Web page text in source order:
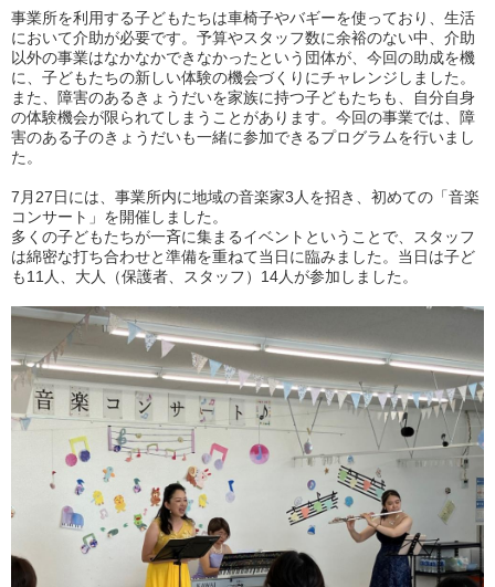
事業所を利用する子どもたちは車椅子やバギーを使っており、生活
において介助が必要です。予算やスタッフ数に余裕のない中、介助
以外の事業はなかなかできなかったという団体が、今回の助成を機
に、子どもたちの新しい体験の機会づくりにチャレンジしました。
また、障害のあるきょうだいを家族に持つ子どもたちも、自分自身
の体験機会が限られてしまうことがあります。今回の事業では、障
害のある子のきょうだいも一緒に参加できるプログラムを行いまし
た。
7月27日には、事業所内に地域の音楽家3人を招き、初めての「音楽
コンサート」を開催しました。
多くの子どもたちが一斉に集まるイベントということで、スタッフ
は綿密な打ち合わせと準備を重ねて当日に臨みました。当日は子ど
も11人、大人（保護者、スタッフ）14人が参加しました。